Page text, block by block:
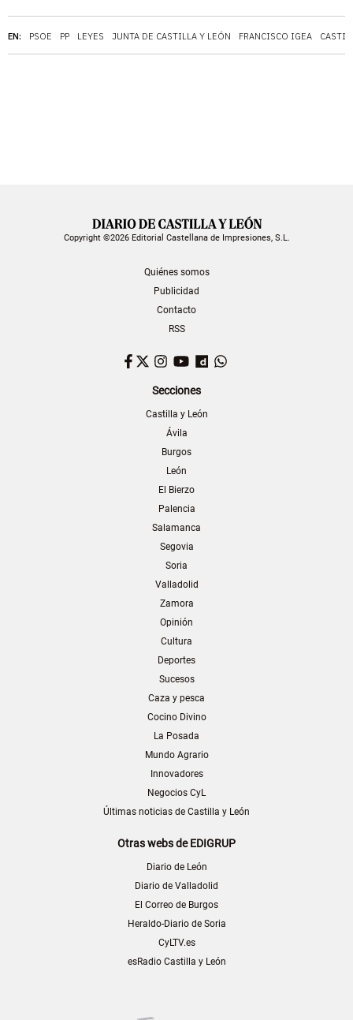
EN: PSOE PP LEYES JUNTA DE CASTILLA Y LEÓN FRANCISCO IGEA
Copyright ©2026 Editorial Castellana de Impresiones, S.L.
Quiénes somos
Publicidad
Contacto
RSS
Facebook
TwitterInstagram
YouTubeDailymotion
Secciones
Castilla y León
Ávila
Burgos
León
El Bierzo
Palencia
Salamanca
Segovia
Soria
Valladolid
Zamora
Opinión
Cultura
Deportes
Sucesos
Caza y pesca
Cocino Divino
La Posada
Mundo Agrario
Innovadores
Negocios CyL
Últimas noticias de Castilla y León
Otras webs de EDIGRUP
Diario de León
Diario de Valladolid
El Correo de Burgos
Heraldo-Diario de Soria
CyLTV.es
esRadio Castilla y León